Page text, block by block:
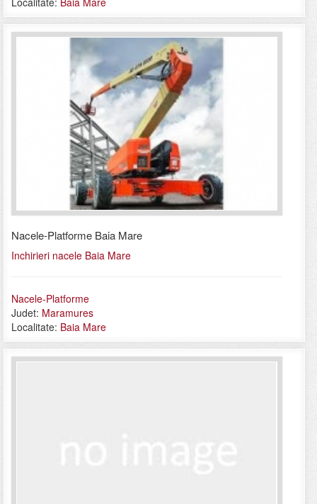
Nacele-Platforme Baia Mare
Inchirieri nacele Baia Mare
Nacele-Platforme
Judet: Maramures
Localitate: Baia Mare